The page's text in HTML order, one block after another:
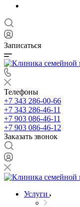
Записаться
Телефоны
+7 343 286-00-66
+7 343 286-46-11
+7 903 086-46-11
+7 903 086-46-12
Заказать звонок
Услуги